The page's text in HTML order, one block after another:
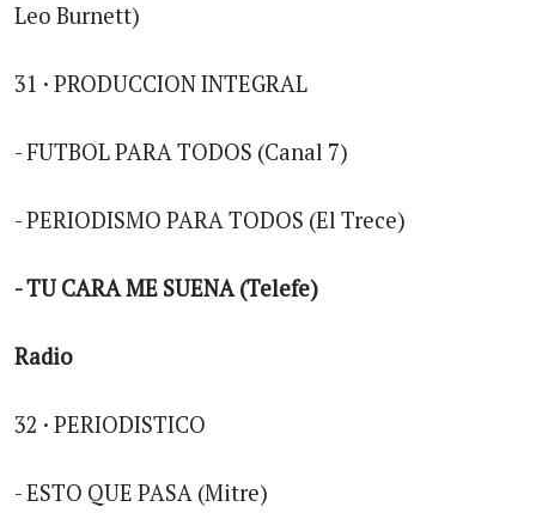
Leo Burnett)
31 · PRODUCCION INTEGRAL
- FUTBOL PARA TODOS (Canal 7)
- PERIODISMO PARA TODOS (El Trece)
- TU CARA ME SUENA (Telefe)
Radio
32 · PERIODISTICO
- ESTO QUE PASA (Mitre)